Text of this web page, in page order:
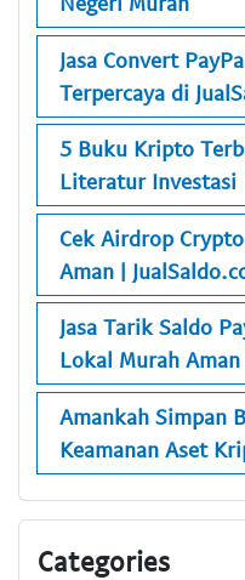
Jasa Convert
Terpercaya di
5 Buku Kripto
Literatur Investasi
Cek Airdrop
Aman |
Jasa Tarik Saldo
Lokal Murah Aman
Amankah Simpan
Keamanan Aset
Categories